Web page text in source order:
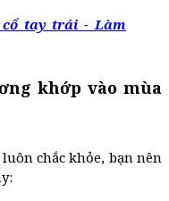
cổ tay trái - Làm
khớp vào mùa
chắc khỏe, bạn nên